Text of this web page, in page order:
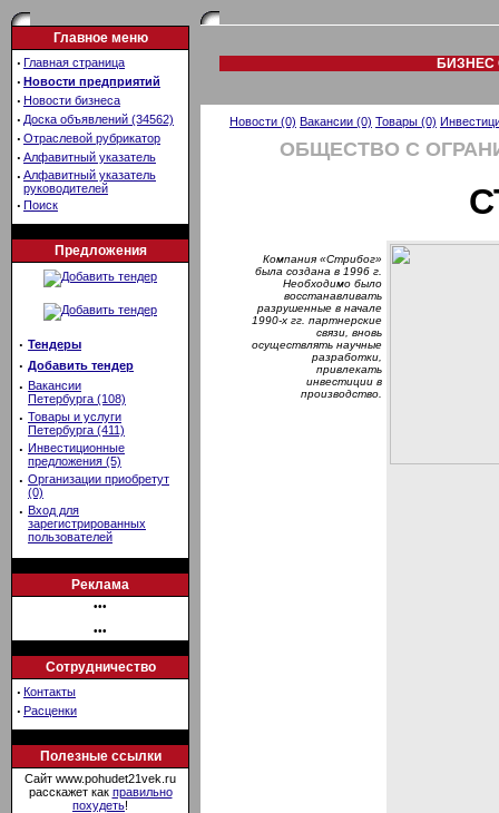
Главное меню
· Главная страница
· Новости предприятий
· Новости бизнеса
· Доска объявлений (34562)
· Отраслевой рубрикатор
· Алфавитный указатель
· Алфавитный указатель
руководителей
· Поиск
Предложения
· Тендеры
· Добавить тендер
· Вакансии
Петербурга (108)
· Товары и услуги
Петербурга (411)
· Инвестиционные
предложения (5)
· Организации приобретут
(0)
· Вход для
зарегистрированных
пользователей
Реклама
•••
•••
Сотрудничество
· Контакты
· Расценки
Полезные ссылки
Сайт www.pohudet21vek.ru
расскажет как правильно
похудеть!
БИЗНЕС
Новости (0) Вакансии (0) Товары (0)
ОБЩЕСТВО С
Компания «Стрибог»
была создана в 1996 г.
Необходимо было
восстанавливать
разрушенные в начале
1990-х гг. партнерские
связи, вновь
осуществлять научные
разработки,
привлекать
инвестиции в
производство.